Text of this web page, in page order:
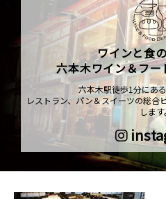
ワインと食
六本木ワイン＆フ
六本木駅徒歩1分にあ
レストラン、パン＆スイーツの総合
します